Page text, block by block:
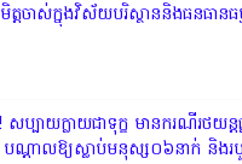
ត្តចាស់ក្នុងវិស័យបរិស្ថាននិងធនធានធ
សប្បាយក្លាយជាទុក្ខ មានករណីរថយន្ត
ណ្ដាលឱ្យស្លាប់មនុស្ស០៦នាក់ និង